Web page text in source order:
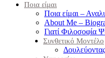
Ποια είμαι
Ποια είμαι –
About Me –
Γιατί Φιλοσοφία
Συνθετικό Μοντέλο